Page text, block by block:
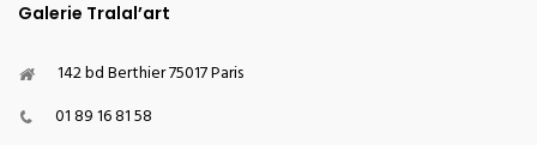
Galerie Tralal’art
142 bd Berthier 75017 Paris
01 89 16 81 58